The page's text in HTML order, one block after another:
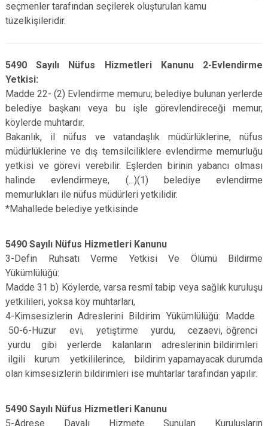
seçmenler tarafından seçilerek oluşturulan kamu
tüzelkişileridir.
5490 Sayılı Nüfus Hizmetleri Kanunu 2-Evlendirme
Yetkisi:
Madde 22- (2) Evlendirme memuru; belediye bulunan yerlerde
belediye başkanı veya bu işle görevlendireceği memur,
köylerde muhtardır.
Bakanlık, il nüfus ve vatandaşlık müdürlüklerine, nüfus
müdürlüklerine ve dış temsilciliklere evlendirme memurluğu
yetkisi ve görevi verebilir. Eşlerden birinin yabancı olması
halinde evlendirmeye, (...)(1) belediye evlendirme
memurlukları ile nüfus müdürleri yetkilidir.
*Mahallede belediye yetkisinde
5490 Sayılı Nüfus Hizmetleri Kanunu
3-Defin Ruhsatı Verme Yetkisi Ve Ölümü Bildirme
Yükümlülüğü:
Madde 31 b) Köylerde, varsa resmî tabip veya sağlık kuruluşu
yetkilileri, yoksa köy muhtarları,
4-Kimsesizlerin Adreslerini Bildirim Yükümlülüğü: Madde
50-6-Huzur evi, yetiştirme yurdu, cezaevi, öğrenci
yurdu gibi yerlerde kalanların adreslerinin bildirimleri
ilgili kurum yetkililerince, bildirim yapamayacak durumda
olan kimsesizlerin bildirimleri ise muhtarlar tarafından yapılır.
5490 Sayılı Nüfus Hizmetleri Kanunu
5-Adrese Dayalı Hizmete Sunulan Kuruluşların